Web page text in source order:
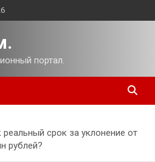
портал.
реальный срок за уклонение от
рублей?